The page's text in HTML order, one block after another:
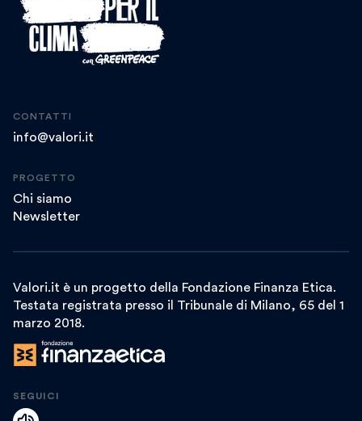
CONTATTI
info@valori.it
PROGETTO
Chi siamo
Newsletter
Valori.it è un progetto della Fondazione Finanza Etica.
Testata registrata presso il Tribunale di Milano, 65 del 1
marzo 2018.
SEGUICI